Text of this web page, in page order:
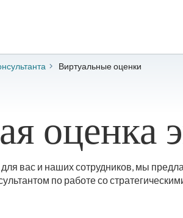
Виртуальные оценки
оценка
вас и наших сотрудников, мы
по работе со